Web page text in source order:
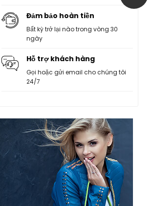
Đảm bảo hoàn tiền
Bất kỳ trở lại nào trong vòng 30
ngày
Hỗ trợ khách hàng
Gọi hoặc gửi email cho chúng tôi
24/7